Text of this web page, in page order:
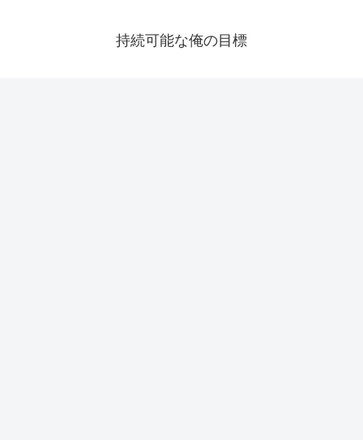
持続可能な俺の目標